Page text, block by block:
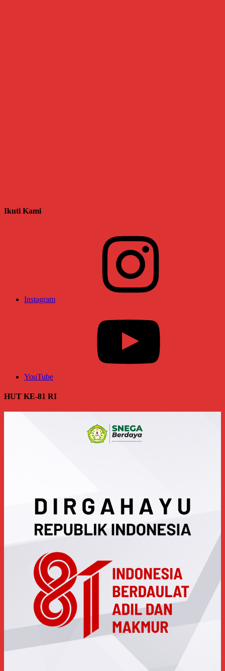
Ikuti Kami
Instagram
YouTube
HUT KE-81 RI